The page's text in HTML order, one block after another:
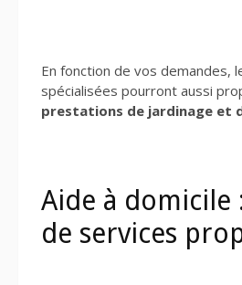
En fonction de vos demandes,
spécialisées pourront aussi
prestations de jardinage et
Aide à domicile
de services